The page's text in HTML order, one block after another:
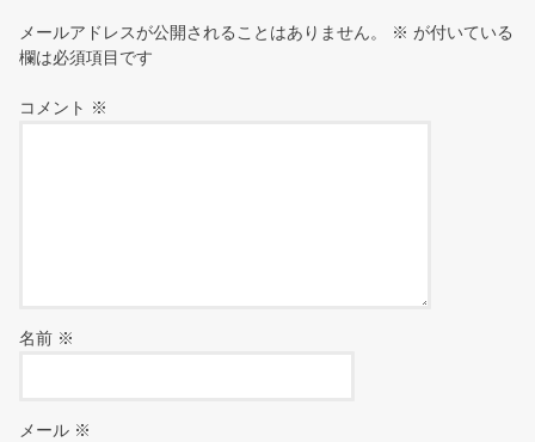
メールアドレスが公開されることはありません。 ※ が付いている
欄は必須項目です
コメント ※
名前 ※
メール ※